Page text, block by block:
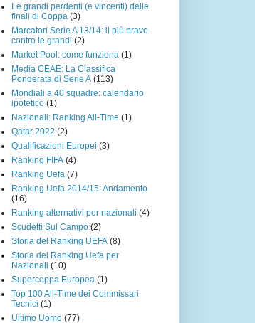
Le grandi perdenti (e vincenti) delle
finali di Coppa (3)
Marcatori Serie A 13/14: il più bravo
contro le grandi (2)
Market Pool: come funziona (1)
Media CEAE: La Classifica
Ponderata di Serie A (113)
Mondiali a 40 squadre: calendario
ipotetico (1)
Nazionali: Ranking All-Time (1)
Qatar 2022 (2)
Qualificazioni Europei (3)
Ranking FIFA (4)
Ranking Uefa (7)
Ranking Uefa 2014/15: Andamento
(16)
Ranking alternativi per nazionali (4)
Scudetti Sul Campo (2)
Storia del Ranking UEFA (8)
Storia del Ranking Uefa per
Nazionali (10)
Supercoppa Europea (1)
Top 100 All-Time dei Commissari
Tecnici (1)
Ultimo Uomo (77)